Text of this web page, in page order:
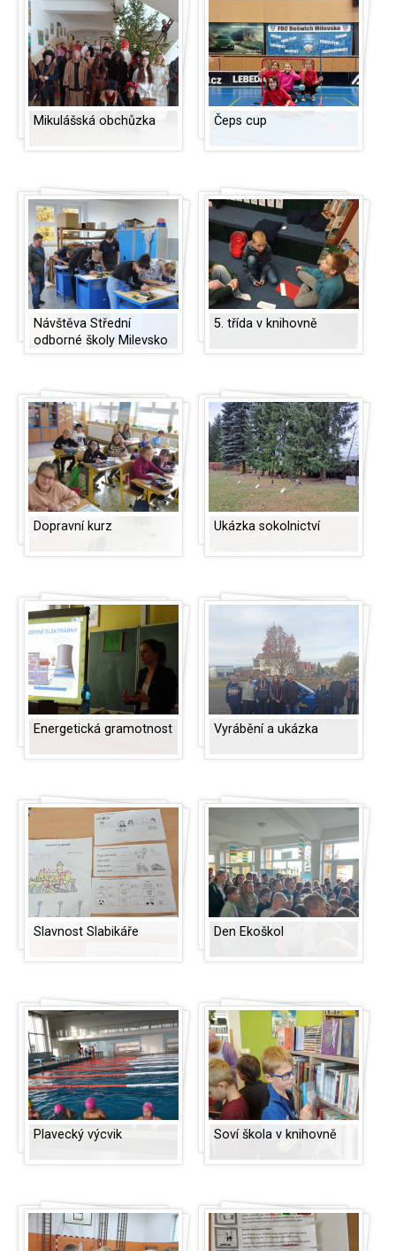
Mikulášská obchůzka Čeps cup
Návštěva Střední
odborné školy Milevsko
5. třída v knihovně
Dopravní kurz Ukázka sokolnictví
Energetická gramotnost Vyrábění a ukázka
Slavnost Slabikáře Den Ekoškol
Plavecký výcvik Soví škola v knihovně